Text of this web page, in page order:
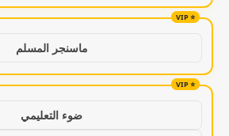
ماسنجر المسلم
ضوء التعليمي